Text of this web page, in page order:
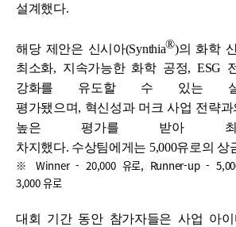
설계했다.
해당 제안은 신시아(Synthia®)의 화학
최소화, 지속가능한 화학 공정, ESG
강화를 유도할 수 있는 실
평가됐으며, 혁신성과 머크 사업 전략
높은 평가를 받아 최
차지했다. 수상팀에게는 5,000유로의 상
※ Winner - 20,000 유로, Runner-up -
3,000 유로
대회 기간 동안 참가자들은 사업 아